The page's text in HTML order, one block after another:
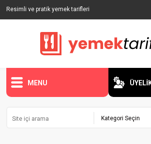
Resimli ve pratik yemek tarifleri
MENU